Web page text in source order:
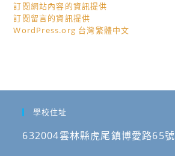
訂閱網站內容的資訊提供
訂閱留言的資訊提供
WordPress.org 台灣繁體中文
學校住址
632004雲林縣虎尾鎮博愛路65號